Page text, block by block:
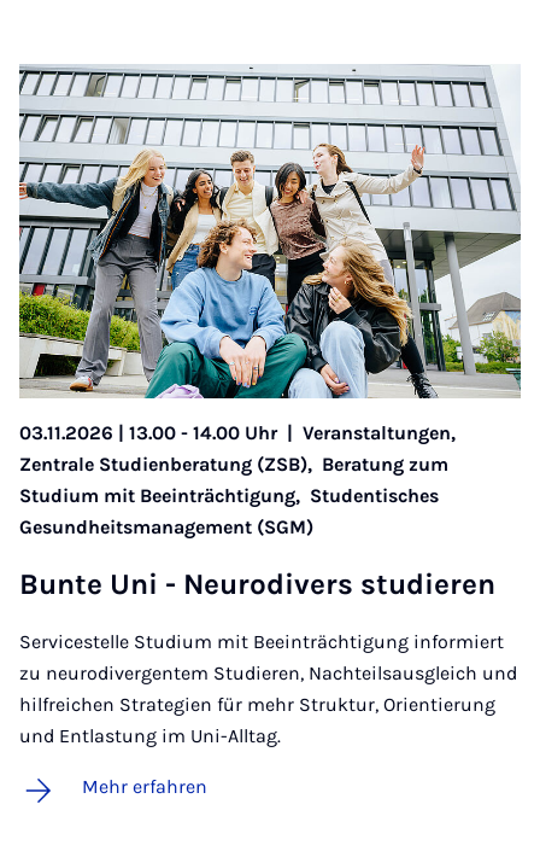
03.11.2026 | 13.00 - 14.00 Uhr
Veranstaltungen,
Zentrale Studienberatung (ZSB), Beratung zum
Studium mit Beeinträchtigung, Studentisches
Gesundheitsmanagement (SGM)
Bun­te Uni - Neu­ro­­di­­vers stu­­die­ren
Servicestelle Studium mit Beeinträchtigung informiert
zu neurodivergentem Studieren, Nachteilsausgleich und
hilfreichen Strategien für mehr Struktur, Orientierung
und Entlastung im Uni-Alltag.
Mehr erfahren